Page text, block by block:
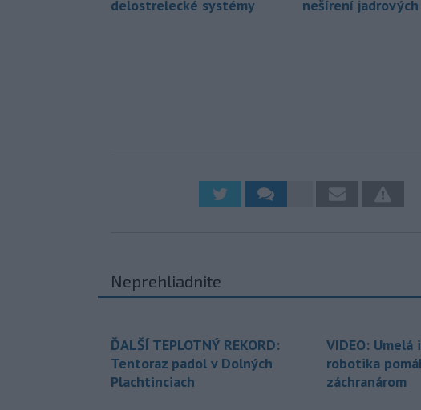
delostrelecké systémy
nešírení
Neprehliadnite
ĎALŠÍ TEPLOTNÝ REKORD:
Tentoraz padol v Dolných
Plachtinciach
VIDEO:
robotika
záchranárom